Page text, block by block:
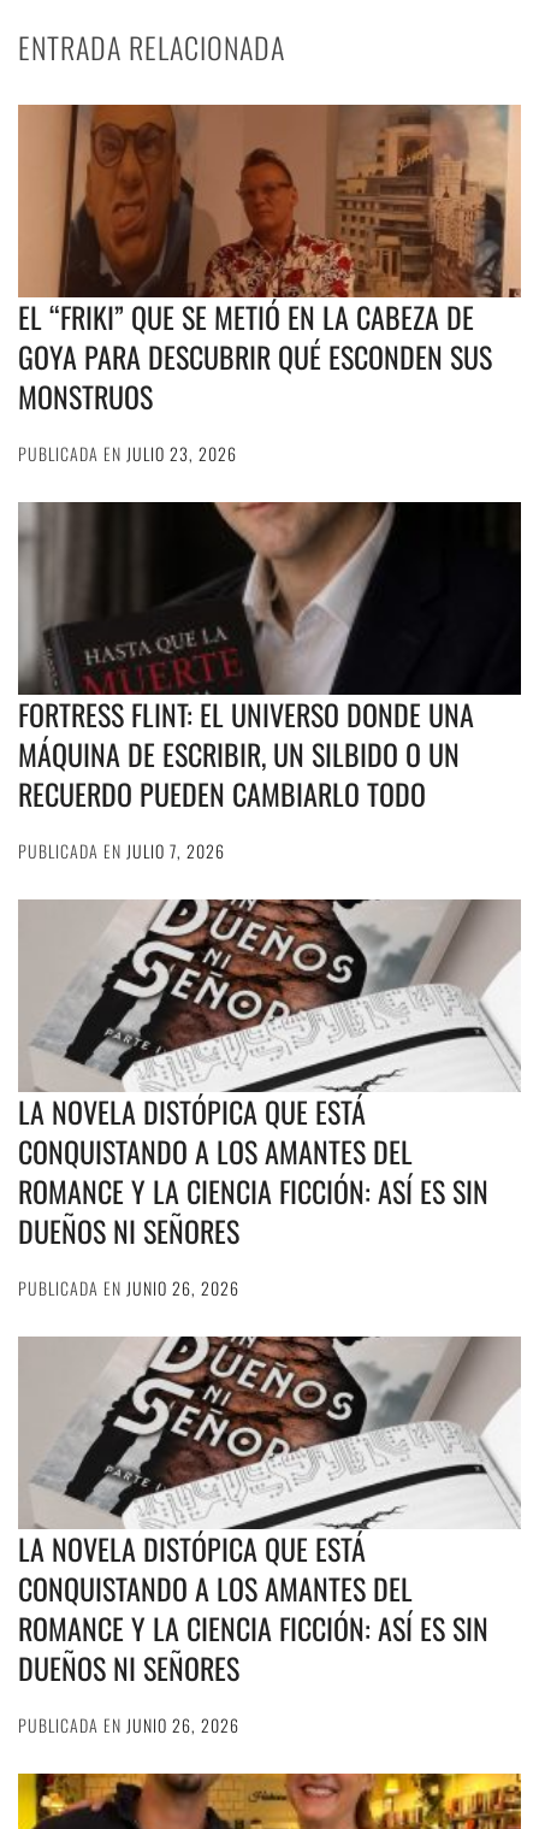
ENTRADA RELACIONADA
EL “FRIKI” QUE SE METIÓ EN LA CABEZA DE
GOYA PARA DESCUBRIR QUÉ ESCONDEN SUS
MONSTRUOS
PUBLICADA EN JULIO 23, 2026
FORTRESS FLINT: EL UNIVERSO DONDE UNA
MÁQUINA DE ESCRIBIR, UN SILBIDO O UN
RECUERDO PUEDEN CAMBIARLO TODO
PUBLICADA EN JULIO 7, 2026
LA NOVELA DISTÓPICA QUE ESTÁ
CONQUISTANDO A LOS AMANTES DEL
ROMANCE Y LA CIENCIA FICCIÓN: ASÍ ES SIN
DUEÑOS NI SEÑORES
PUBLICADA EN JUNIO 26, 2026
LA NOVELA DISTÓPICA QUE ESTÁ
CONQUISTANDO A LOS AMANTES DEL
ROMANCE Y LA CIENCIA FICCIÓN: ASÍ ES SIN
DUEÑOS NI SEÑORES
PUBLICADA EN JUNIO 26, 2026